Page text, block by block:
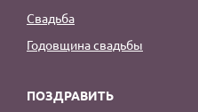
Свадьба
Годовщина свадьбы
ПОЗДРАВИТЬ